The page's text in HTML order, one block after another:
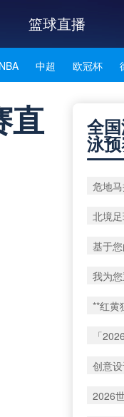
篮球直播
NBA 中超 欧冠杯
中甲
直 全
泳
危地
北境
基于
**红黄
「
创意
2026